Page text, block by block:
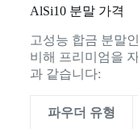
AlSi10 분말 가격
고성능 합금 분말
비해 프리미엄을
과 같습니다:
파우더 유형